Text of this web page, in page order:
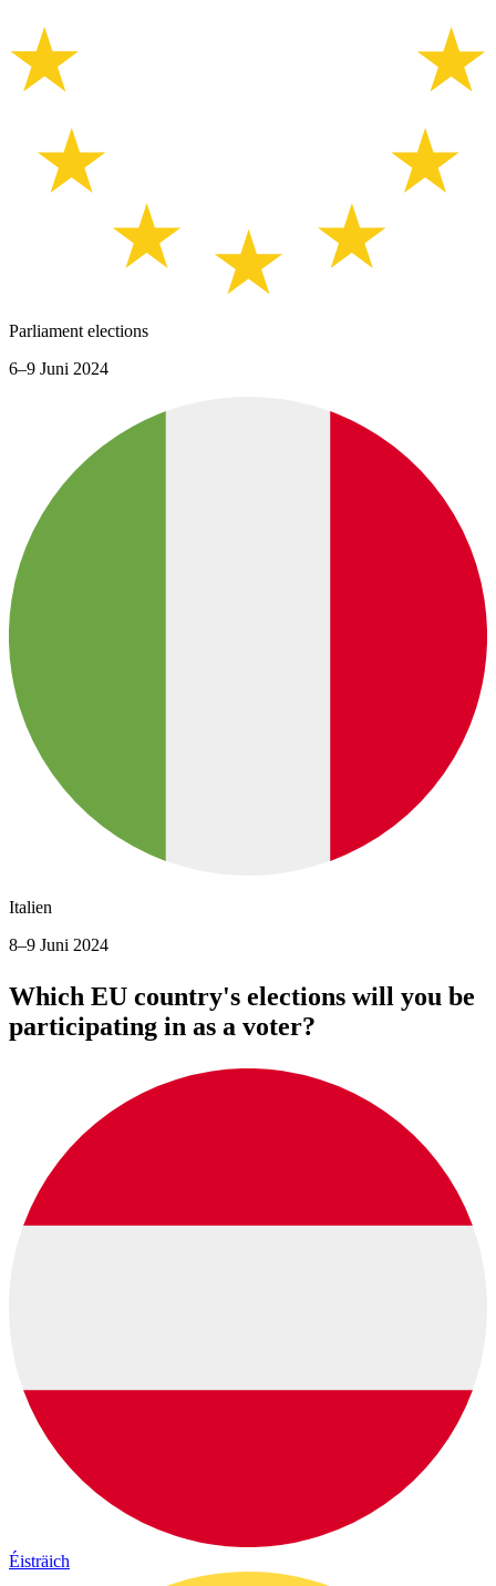
Parliament elections
6–9 Juni 2024
Italien
8–9 Juni 2024
Which EU country's elections will you be
participating in as a voter?
Éisträich